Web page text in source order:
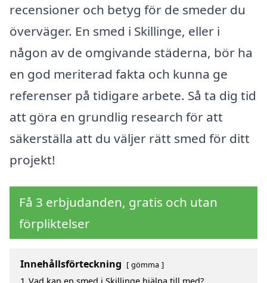
recensioner och betyg för de smeder du
överväger. En smed i Skillinge, eller i
någon av de omgivande städerna, bör ha
en god meriterad fakta och kunna ge
referenser på tidigare arbete. Så ta dig tid
att göra en grundlig research för att
säkerställa att du väljer rätt smed för ditt
projekt!
Få 3 erbjudanden, gratis och utan
förpliktelser
Innehållsförteckning gömma